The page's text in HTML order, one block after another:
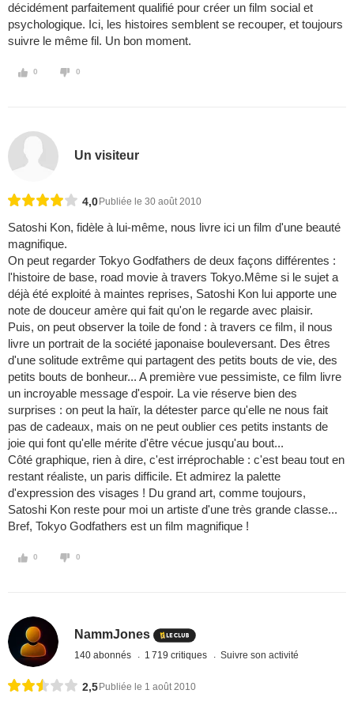
décidément parfaitement qualifié pour créer un film social et
psychologique. Ici, les histoires semblent se recouper, et toujours
suivre le même fil. Un bon moment.
0 0
Un visiteur
4,0 Publiée le 30 août 2010
Satoshi Kon, fidèle à lui-même, nous livre ici un film d'une beauté
magnifique.
On peut regarder Tokyo Godfathers de deux façons différentes :
l'histoire de base, road movie à travers Tokyo.Même si le sujet a
déjà été exploité à maintes reprises, Satoshi Kon lui apporte une
note de douceur amère qui fait qu'on le regarde avec plaisir.
Puis, on peut observer la toile de fond : à travers ce film, il nous
livre un portrait de la société japonaise bouleversant. Des êtres
d'une solitude extrême qui partagent des petits bouts de vie, des
petits bouts de bonheur... A première vue pessimiste, ce film livre
un incroyable message d'espoir. La vie réserve bien des
surprises : on peut la haïr, la détester parce qu'elle ne nous fait
pas de cadeaux, mais on ne peut oublier ces petits instants de
joie qui font qu'elle mérite d'être vécue jusqu'au bout...
Côté graphique, rien à dire, c'est irréprochable : c'est beau tout en
restant réaliste, un paris difficile. Et admirez la palette
d'expression des visages ! Du grand art, comme toujours,
Satoshi Kon reste pour moi un artiste d'une très grande classe...
Bref, Tokyo Godfathers est un film magnifique !
0 0
NammJones
140 abonnés 1 719 critiques Suivre son activité
2,5 Publiée le 1 août 2010